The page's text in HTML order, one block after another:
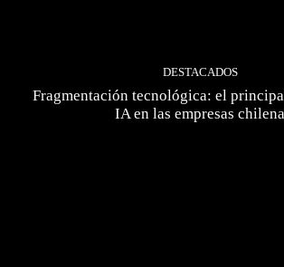
DESTACADOS
Fragmentación tecnológica: el
IA en las empresas